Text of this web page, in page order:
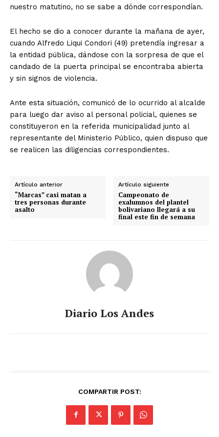
nuestro matutino, no se sabe a dónde correspondían.
El hecho se dio a conocer durante la mañana de ayer,
cuando Alfredo Liqui Condori (49) pretendía ingresar a
la entidad pública, dándose con la sorpresa de que el
candado de la puerta principal se encontraba abierta
y sin signos de violencia.
Ante esta situación, comunicó de lo ocurrido al alcalde
para luego dar aviso al personal policial, quienes se
constituyeron en la referida municipalidad junto al
representante del Ministerio Público, quien dispuso que
se realicen las diligencias correspondientes.
Artículo anterior
“Marcas” casi matan a
tres personas durante
asalto
Artículo siguiente
Campeonato de
exalumnos del plantel
bolivariano llegará a su
final este fin de semana
Diario Los Andes
COMPARTIR POST: